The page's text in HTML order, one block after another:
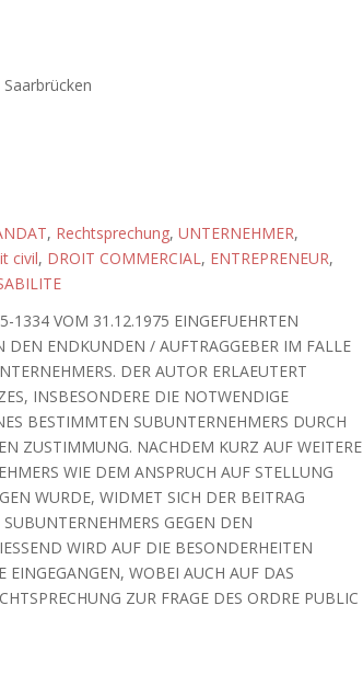
, Rechtsprechung, UNTERNEHMER,
civil, DROIT COMMERCIAL, ENTREPRENEUR,
1334 VOM 31.12.1975 EINGEFUEHRTEN
DEN ENDKUNDEN / AUFTRAGGEBER IM FALLE
DER AUTOR ERLAEUTERT
INSBESONDERE DIE NOTWENDIGE
BESTIMMTEN SUBUNTERNEHMERS DURCH
ZUSTIMMUNG. NACHDEM KURZ AUF WEITERE
WIE DEM ANSPRUCH AUF STELLUNG
WURDE, WIDMET SICH DER BEITRAG
GEGEN DEN
WIRD AUF DIE BESONDERHEITEN
EINGEGANGEN, WOBEI AUCH AUF DAS
ZUR FRAGE DES ORDRE PUBLIC